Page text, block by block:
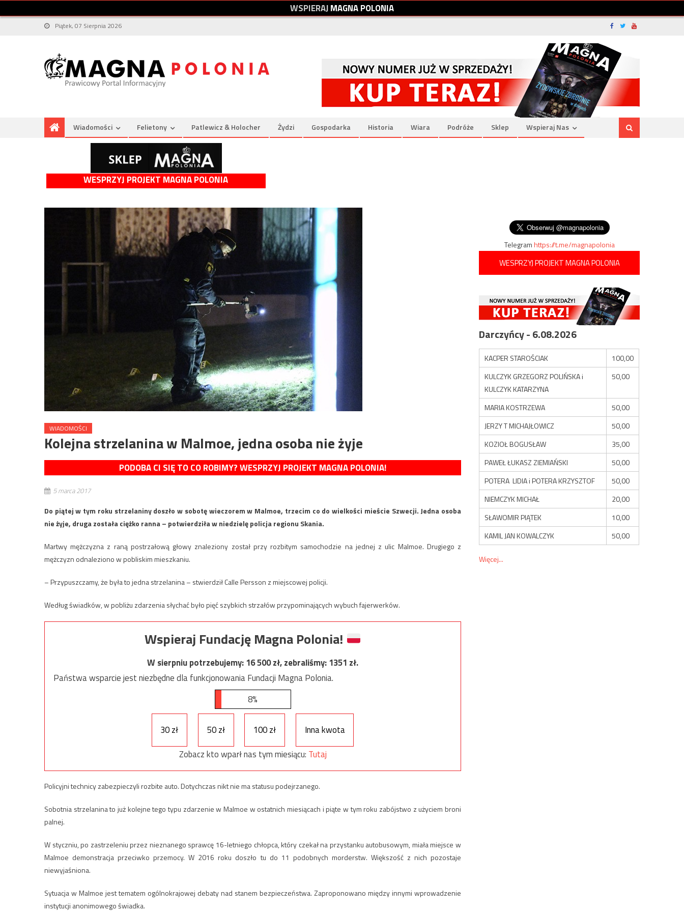
WSPIERAJMAGNAPOLONIA
Piątek, 07 Sierpnia 2026
Wiadomości Felietony Patlewicz & Holocher Żydzi Gospodarka Historia Wiara Podróże Sklep Wspieraj Nas
WESPRZYJ PROJEKT MAGNA POLONIA
WIADOMOŚCI
Kolejna strzelanina w Malmoe, jedna osoba nie żyje
PODOBA CI SIĘ TO CO ROBIMY? WESPRZYJ PROJEKT MAGNA POLONIA!
5 marca 2017
Do piątej w tym roku strzelaniny doszło w sobotę wieczorem w Malmoe, trzecim co do wielkości mieście Szwecji. Jedna osoba
nie żyje, druga została ciężko ranna – potwierdziła w niedzielę policja regionu Skania.
Martwy mężczyzna z raną postrzałową głowy znaleziony został przy rozbitym samochodzie na jednej z ulic Malmoe. Drugiego z
mężczyzn odnaleziono w pobliskim mieszkaniu.
– Przypuszczamy, że była to jedna strzelanina – stwierdził Calle Persson z miejscowej policji.
Według świadków, w pobliżu zdarzenia słychać było pięć szybkich strzałów przypominających wybuch fajerwerków.
Wspieraj Fundację Magna Polonia!
W sierpniu potrzebujemy:16 500zł, zebraliśmy:1351 zł.
Państwa wsparcie jest niezbędne dla funkcjonowania Fundacji Magna Polonia.
8%
30 zł 50 zł 100 zł
Inna kwota
Zobacz kto wparł nas tym miesiącu: Tutaj
Policyjni technicy zabezpieczyli rozbite auto. Dotychczas nikt nie ma statusu podejrzanego.
Sobotnia strzelanina to już kolejne tego typu zdarzenie w Malmoe w ostatnich miesiącach i piąte w tym roku zabójstwo z użyciem broni
palnej.
W styczniu, po zastrzeleniu przez nieznanego sprawcę 16-letniego chłopca, który czekał na przystanku autobusowym, miała miejsce w
Malmoe demonstracja przeciwko przemocy. W 2016 roku doszło tu do 11 podobnych morderstw. Większość z nich pozostaje
niewyjaśniona.
Sytuacja w Malmoe jest tematem ogólnokrajowej debaty nad stanem bezpieczeństwa. Zaproponowano między innymi wprowadzenie
instytucji anonimowego świadka.
Telegramhttps://t.me/magnapolonia
WESPRZYJ PROJEKT MAGNA POLONIA
Darczyńcy - 6.08.2026
KACPER STAROŚCIAK
100,00
KULCZYK GRZEGORZ POLIŃSKA i
KULCZYK KATARZYNA
50,00
MARIA KOSTRZEWA
50,00
JERZY T MICHAJŁOWICZ
50,00
KOZIOŁ BOGUSŁAW
35,00
PAWEŁ ŁUKASZ ZIEMIAŃSKI
50,00
POTERA LIDIA i POTERA KRZYSZTOF
50,00
NIEMCZYK MICHAŁ
20,00
SŁAWOMIR PIĄTEK
10,00
KAMIL JAN KOWALCZYK
50,00
Więcej...